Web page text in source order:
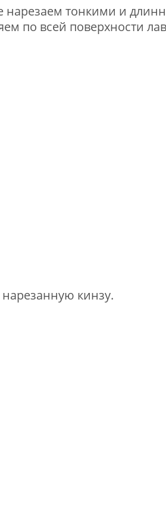
нарезаем тонкими и
по всей поверхности
кинзу.